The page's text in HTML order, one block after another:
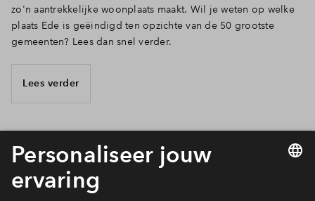
zo'n aantrekkelijke woonplaats maakt. Wil je weten op welke
plaats Ede is geëindigd ten opzichte van de 50 grootste
gemeenten? Lees dan snel verder.
Lees verder
4 van 9